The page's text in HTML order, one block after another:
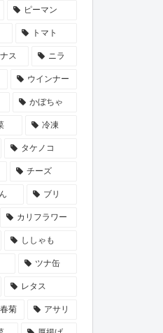
ピーマン
トマト
ナス ニラ
ウインナー
かぼちゃ
冷凍
タケノコ
チーズ
ブリ
カリフラワー
ししゃも
ツナ缶
レタス
春菊 アサリ